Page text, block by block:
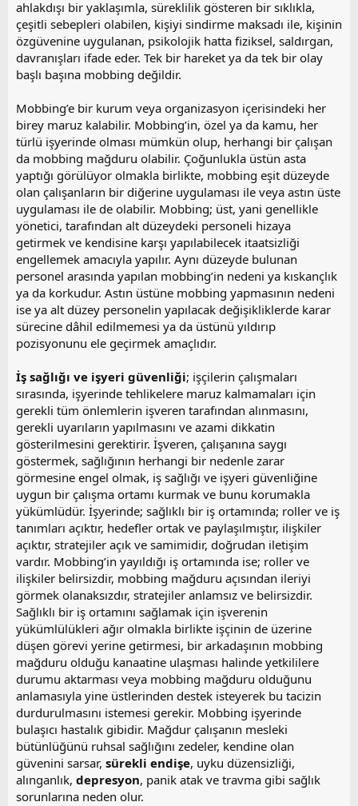
ahlakdışı bir yaklaşımla, süreklilik gösteren bir sıklıkla,
çeşitli sebepleri olabilen, kişiyi sindirme maksadı ile, kişinin
özgüvenine uygulanan, psikolojik hatta fiziksel, saldırgan,
davranışları ifade eder. Tek bir hareket ya da tek bir olay
başlı başına mobbing değildir.
Mobbing’e bir kurum veya organizasyon içerisindeki her
birey maruz kalabilir. Mobbing’in, özel ya da kamu, her
türlü işyerinde olması mümkün olup, herhangi bir çalışan
da mobbing mağduru olabilir. Çoğunlukla üstün asta
yaptığı görülüyor olmakla birlikte, mobbing eşit düzeyde
olan çalışanların bir diğerine uygulaması ile veya astın üste
uygulaması ile de olabilir. Mobbing; üst, yani genellikle
yönetici, tarafından alt düzeydeki personeli hizaya
getirmek ve kendisine karşı yapılabilecek itaatsizliği
engellemek amacıyla yapılır. Aynı düzeyde bulunan
personel arasında yapılan mobbing’in nedeni ya kıskançlık
ya da korkudur. Astın üstüne mobbing yapmasının nedeni
ise ya alt düzey personelin yapılacak değişikliklerde karar
sürecine dâhil edilmemesi ya da üstünü yıldırıp
pozisyonunu ele geçirmek amaçlıdır.
İş sağlığı ve işyeri güvenliği; işçilerin çalışmaları
sırasında, işyerinde tehlikelere maruz kalmamaları için
gerekli tüm önlemlerin işveren tarafından alınmasını,
gerekli uyarıların yapılmasını ve azami dikkatin
gösterilmesini gerektirir. İşveren, çalışanına saygı
göstermek, sağlığının herhangi bir nedenle zarar
görmesine engel olmak, iş sağlığı ve işyeri güvenliğine
uygun bir çalışma ortamı kurmak ve bunu korumakla
yükümlüdür. İşyerinde; sağlıklı bir iş ortamında; roller ve iş
tanımları açıktır, hedefler ortak ve paylaşılmıştır, ilişkiler
açıktır, stratejiler açık ve samimidir, doğrudan iletişim
vardır. Mobbing’in yayıldığı iş ortamında ise; roller ve
ilişkiler belirsizdir, mobbing mağduru açısından ileriyi
görmek olanaksızdır, stratejiler anlamsız ve belirsizdir.
Sağlıklı bir iş ortamını sağlamak için işverenin
yükümlülükleri ağır olmakla birlikte işçinin de üzerine
düşen görevi yerine getirmesi, bir arkadaşının mobbing
mağduru olduğu kanaatine ulaşması halinde yetkililere
durumu aktarması veya mobbing mağduru olduğunu
anlamasıyla yine üstlerinden destek isteyerek bu tacizin
durdurulmasını istemesi gerekir. Mobbing işyerinde
bulaşıcı hastalık gibidir. Mağdur çalışanın mesleki
bütünlüğünü ruhsal sağlığını zedeler, kendine olan
güvenini sarsar, sürekli endişe, uyku düzensizliği,
alınganlık, depresyon, panik atak ve travma gibi sağlık
sorunlarına neden olur.